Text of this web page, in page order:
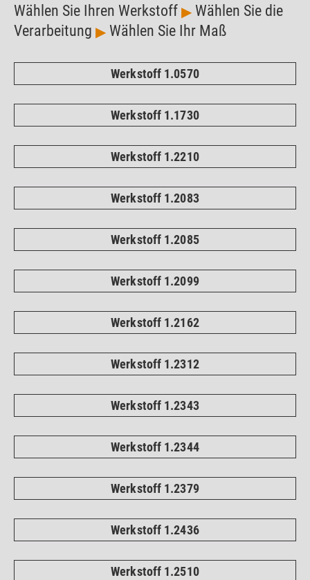
Wählen Sie Ihren Werkstoff ▶ Wählen Sie die
Verarbeitung ▶ Wählen Sie Ihr Maß
Werkstoff 1.0570
Werkstoff 1.1730
Werkstoff 1.2210
Werkstoff 1.2083
Werkstoff 1.2085
Werkstoff 1.2099
Werkstoff 1.2162
Werkstoff 1.2312
Werkstoff 1.2343
Werkstoff 1.2344
Werkstoff 1.2379
Werkstoff 1.2436
Werkstoff 1.2510